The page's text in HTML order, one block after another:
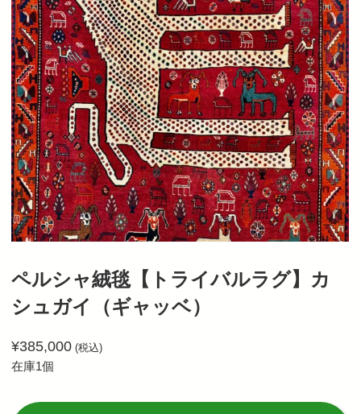
ペルシャ絨毯【トライバルラグ】カ
シュガイ（ギャッベ）
¥385,000 (税込)
在庫1個